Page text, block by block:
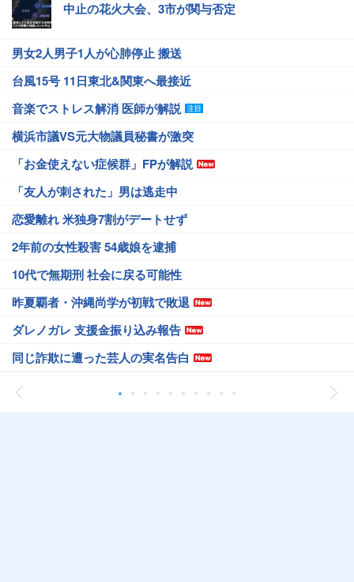
中止の花火大会、3市が関与否定
男女2人男子1人が心肺停止 搬送
台風15号 11日東北&関東へ最接近
音楽でストレス解消 医師が解説
横浜市議VS元大物議員秘書が激突
「お金使えない症候群」FPが解説
「友人が刺された」男は逃走中
恋愛離れ 米独身7割がデートせず
2年前の女性殺害 54歳娘を逮捕
10代で無期刑 社会に戻る可能性
昨夏覇者・沖縄尚学が初戦で敗退
ダレノガレ 支援金振り込み報告
同じ詐欺に遭った芸人の実名告白